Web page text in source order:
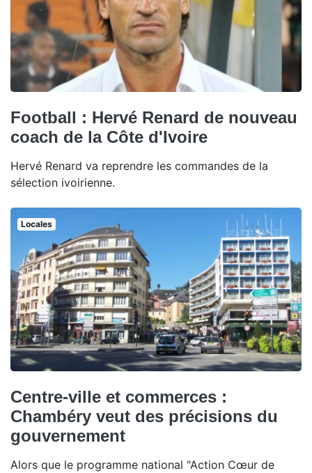
Football : Hervé Renard de nouveau
coach de la Côte d'Ivoire
Hervé Renard va reprendre les commandes de la
sélection ivoirienne.
Locales
Centre-ville et commerces :
Chambéry veut des précisions du
gouvernement
Alors que le programme national "Action Cœur de